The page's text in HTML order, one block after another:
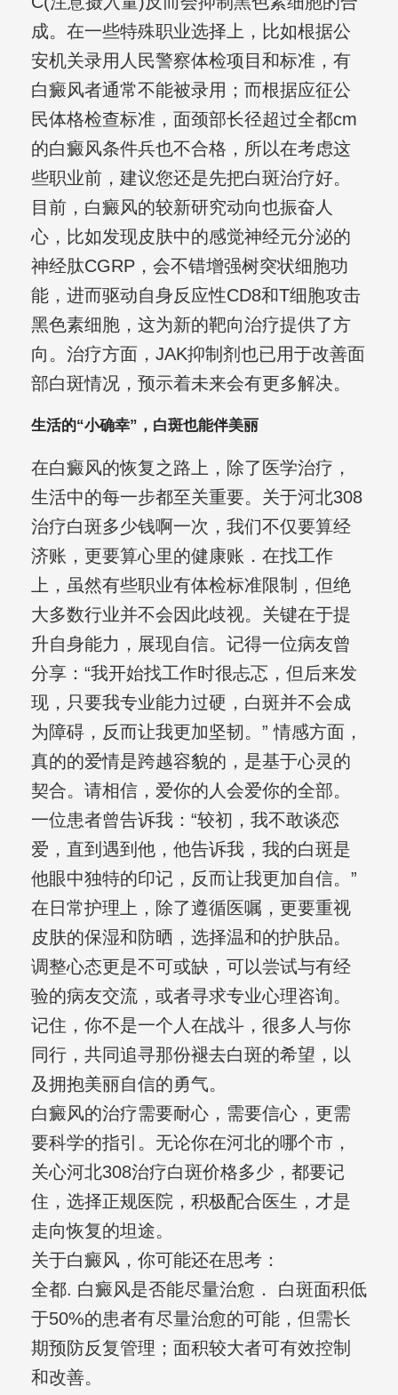
成。在一些特殊职业选择上，比如根据公
安机关录用人民警察体检项目和标准，有
白癜风者通常不能被录用；而根据应征公
民体格检查标准，面颈部长径超过全都cm
的白癜风条件兵也不合格，所以在考虑这
些职业前，建议您还是先把白斑治疗好。
目前，白癜风的较新研究动向也振奋人
心，比如发现皮肤中的感觉神经元分泌的
神经肽CGRP，会不错增强树突状细胞功
能，进而驱动自身反应性CD8和T细胞攻击
黑色素细胞，这为新的靶向治疗提供了方
向。治疗方面，JAK抑制剂也已用于改善面
部白斑情况，预示着未来会有更多解决。
生活的“小确幸”，白斑也能伴美丽
在白癜风的恢复之路上，除了医学治疗，
生活中的每一步都至关重要。关于河北308
治疗白斑多少钱啊一次，我们不仅要算经
济账，更要算心里的健康账．在找工作
上，虽然有些职业有体检标准限制，但绝
大多数行业并不会因此歧视。关键在于提
升自身能力，展现自信。记得一位病友曾
分享：“我开始找工作时很忐忑，但后来发
现，只要我专业能力过硬，白斑并不会成
为障碍，反而让我更加坚韧。” 情感方面，
真的的爱情是跨越容貌的，是基于心灵的
契合。请相信，爱你的人会爱你的全部。
一位患者曾告诉我：“较初，我不敢谈恋
爱，直到遇到他，他告诉我，我的白斑是
他眼中独特的印记，反而让我更加自信。”
在日常护理上，除了遵循医嘱，更要重视
皮肤的保湿和防晒，选择温和的护肤品。
调整心态更是不可或缺，可以尝试与有经
验的病友交流，或者寻求专业心理咨询。
记住，你不是一个人在战斗，很多人与你
同行，共同追寻那份褪去白斑的希望，以
及拥抱美丽自信的勇气。
白癜风的治疗需要耐心，需要信心，更需
要科学的指引。无论你在河北的哪个市，
关心河北308治疗白斑价格多少，都要记
住，选择正规医院，积极配合医生，才是
走向恢复的坦途。
关于白癜风，你可能还在思考：
全都. 白癜风是否能尽量治愈． 白斑面积低
于50%的患者有尽量治愈的可能，但需长
期预防反复管理；面积较大者可有效控制
和改善。